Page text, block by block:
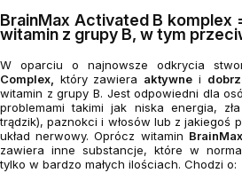
BrainMax Activated B komplex
witamin z grupy B, w tym
W oparciu o najnowsze odkrycia
Complex,
który zawiera aktywne i
witamin z grupy B. Jest odpowiedni dla
problemami takimi jak niska energia,
trądzik), paznokci i włosów lub z jakiegoś
układ nerwowy. Oprócz witamin
zawiera inne substancje, które w
tylko w bardzo małych ilościach. Chodzi o: